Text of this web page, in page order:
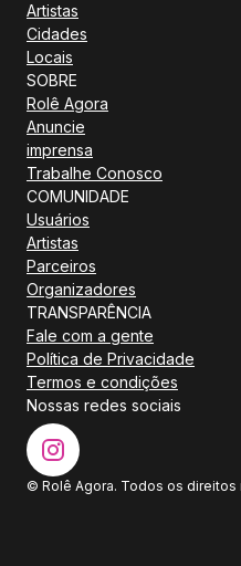
Artistas
Cidades
Locais
SOBRE
Rolê Agora
Anuncie
imprensa
Trabalhe Conosco
COMUNIDADE
Usuários
Artistas
Parceiros
Organizadores
TRANSPARÊNCIA
Fale com a gente
Política de Privacidade
Termos e condições
Nossas redes sociais
© Rolê Agora. Todos os direitos